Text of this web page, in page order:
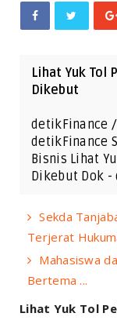
Lihat Yuk Tol
Dikebut
detikFinance
detikFinance
Bisnis Lihat
Dikebut Dok -
Sekda
Terjerat
Mahasiswa
Bertema ...
Lihat Yuk Tol